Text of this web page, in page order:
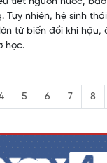
Tuy nhiên, hệ sinh
từ biến đổi khí hậu,
học.
5 6 7 8